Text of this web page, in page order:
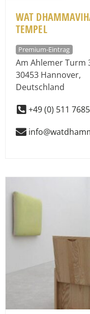
WAT
TEMPEL
Premium-Eintrag
Am Ahlemer Turm
30453 Hannover,
Deutschland
+49 (0) 511